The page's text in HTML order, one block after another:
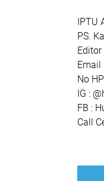
IPTU
PS.
Email
No
IG :
FB :
Call